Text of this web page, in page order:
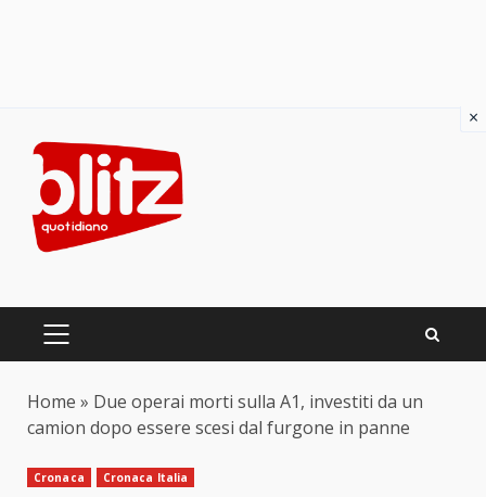
content
PRIMARY
Home » Due operai morti sulla A1, investiti da un
camion dopo essere scesi dal furgone in panne
Cronaca Cronaca Italia
×